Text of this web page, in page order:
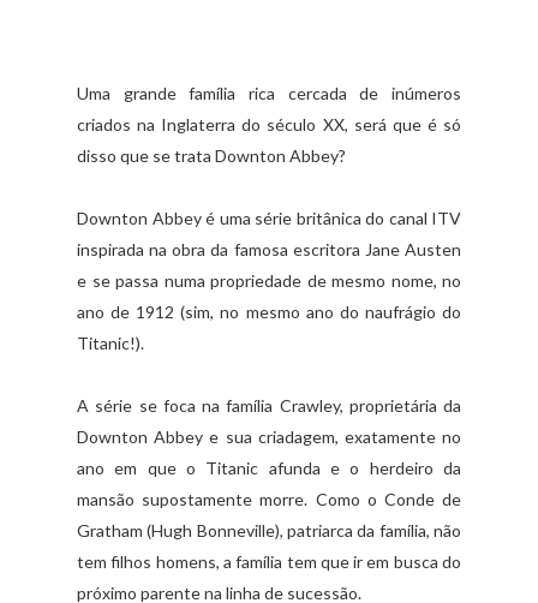
Uma grande família rica cercada de inúmeros
criados na Inglaterra do século XX, será que é só
disso que se trata Downton Abbey?
Downton Abbey é uma série britânica do canal ITV
inspirada na obra da famosa escritora Jane Austen
e se passa numa propriedade de mesmo nome, no
ano de 1912 (sim, no mesmo ano do naufrágio do
Titanic!).
A série se foca na família Crawley, proprietária da
Downton Abbey e sua criadagem, exatamente no
ano em que o Titanic afunda e o herdeiro da
mansão supostamente morre. Como o Conde de
Gratham (Hugh Bonneville), patriarca da família, não
tem filhos homens, a família tem que ir em busca do
próximo parente na linha de sucessão.